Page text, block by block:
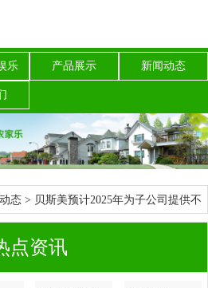
乐 产品展示 新闻动态
态 > 贝斯美预计2025年为子公司提供不
点资讯